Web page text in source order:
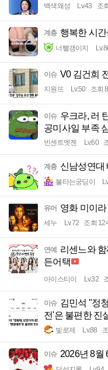
백색왜성 Lv.43 조
계층 행복한 시
너빨갱이지
이슈 V0 김건희
지원뜨 Lv.50 조회
이슈 우크라, 러
공미사일 부족
빈센트멧젠 Lv.60
계층 신남성연대
불타는궁딩이
유머 영화 미이
세누 Lv.72 조회
연예 리센느와
든어택
아이스티이 Lv.32
이슈 김민석 "정
전'은 불편한 진
빛로제 Lv.88
이슈 2026년 8월